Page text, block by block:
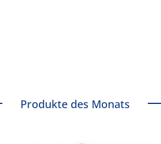
Produkte des Monats